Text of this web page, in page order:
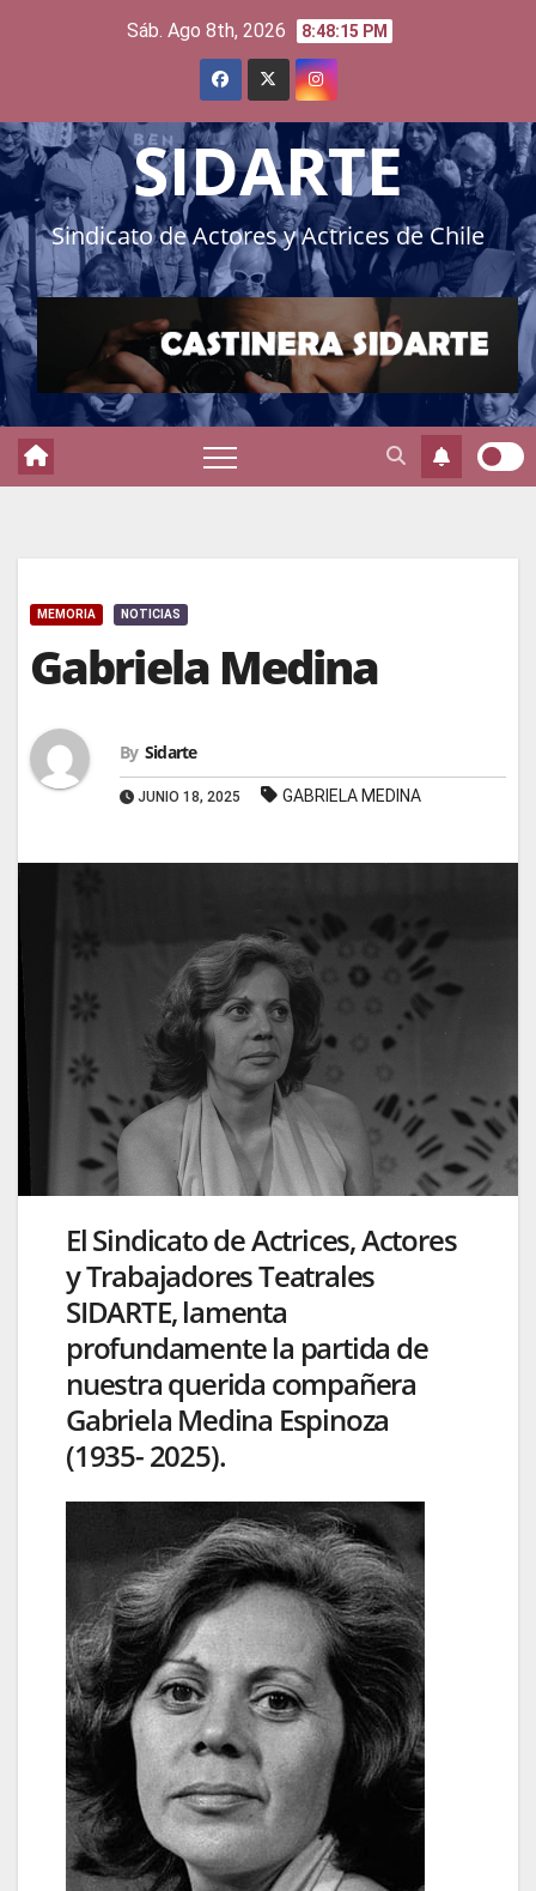
Sáb. Ago 8th, 2026 8:48:17 PM
SIDARTE
Sindicato de Actores y Actrices de Chile
MEMORIA NOTICIAS
Gabriela Medina
By Sidarte
JUNIO 18, 2025 GABRIELA MEDINA
El Sindicato de Actrices, Actores
y Trabajadores Teatrales
SIDARTE, lamenta
profundamente la partida de
nuestra querida compañera
Gabriela Medina Espinoza
(1935- 2025).